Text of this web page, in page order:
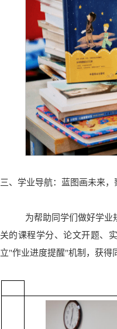
三、学业导航：蓝图画未来，
为帮助同学们做好学业
关的课程学分、论文开题、
立"作业进度提醒"机制，获得